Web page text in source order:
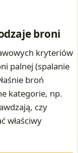
broni
kryteriów
palnej (spalanie
broń
kategorie, np.
czy
właściwy